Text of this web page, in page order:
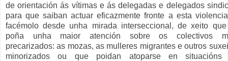
de orientación ás vítimas e ás delegadas e delegados
para que saiban actuar eficazmente fronte a esta
facémolo desde unha mirada interseccional, de xeito
poña unha maior atención sobre os colectivos
precarizados: as mozas, as mulleres migrantes e outros
minorizados ou que poidan atoparse en situacións